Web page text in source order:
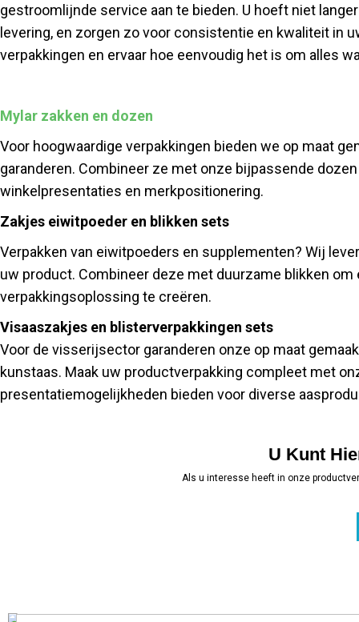
gestroomlijnde service aan te bieden. U hoeft niet
levering, en zorgen zo voor consistentie en kwaliteit in
verpakkingen en ervaar hoe eenvoudig het is om alles
Mylar zakken en dozen
Voor hoogwaardige verpakkingen bieden we op maat
garanderen. Combineer ze met onze bijpassende
winkelpresentaties en merkpositionering.
Zakjes eiwitpoeder en blikken sets
Verpakken van eiwitpoeders en supplementen? Wij
uw product. Combineer deze met duurzame blikken
verpakkingsoplossing te creëren.
Visaaszakjes en blisterverpakkingen sets
Voor de visserijsector garanderen onze op maat
kunstaas. Maak uw productverpakking compleet met
presentatiemogelijkheden bieden voor diverse
U Kunt
Als u interesse heeft in onze